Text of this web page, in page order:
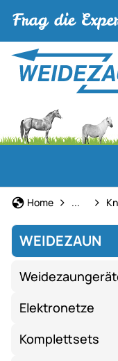
Home ...
WEIDEZAUN
Elektronetze
Komplettsets